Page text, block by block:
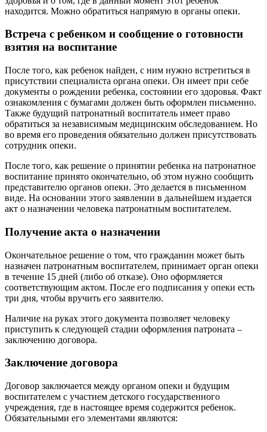
находится. Можно обратиться напрямую в органы опеки.
Встреча с ребенком и сообщение о готовности
взятия на воспитание
После того, как ребенок найден, с ним нужно встретиться в
присутствии специалиста органа опеки. Он имеет при себе
документы о рождении ребенка, состоянии его здоровья. Факт
ознакомления с бумагами должен быть оформлен письменно.
Также будущий патронатный воспитатель имеет право
обратиться за независимым медицинским обследованием. Но
во время его проведения обязательно должен присутствовать
сотрудник опеки.
После того, как решение о принятии ребенка на патронатное
воспитание принято окончательно, об этом нужно сообщить
представителю органов опеки. Это делается в письменном
виде. На основании этого заявлении в дальнейшем издается
акт о назначении человека патронатным воспитателем.
Получение акта о назначении
Окончательное решение о том, что гражданин может быть
назначен патронатным воспитателем, принимает орган опеки
в течение 15 дней (либо об отказе). Оно оформляется
соответствующим актом. После его подписания у опеки есть
три дня, чтобы вручить его заявителю.
Наличие на руках этого документа позволяет человеку
приступить к следующей стадии оформления патроната –
заключению договора.
Заключение договора
Договор заключается между органом опеки и будущим
воспитателем с участием детского государственного
учреждения, где в настоящее время содержится ребенок.
Обязательными его элементами являются: